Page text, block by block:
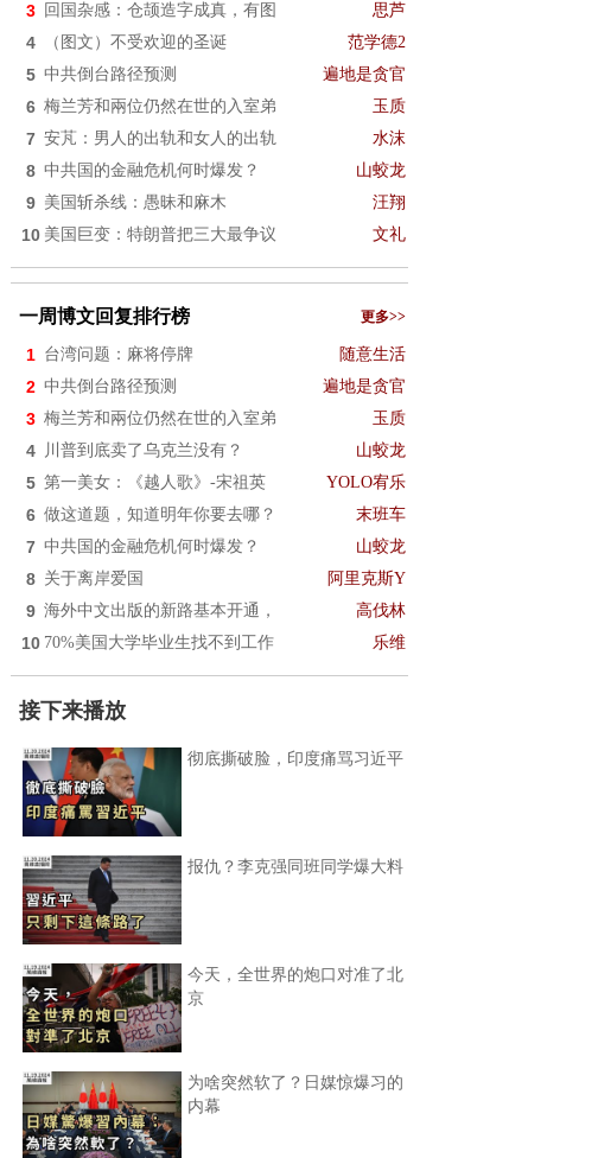
3 回国杂感：仓颉造字成真，有图 思芦
4 （图文）不受欢迎的圣诞 范学德2
5 中共倒台路径预测 遍地是贪官
6 梅兰芳和兩位仍然在世的入室弟 玉质
7 安芃：男人的出轨和女人的出轨 水沫
8 中共国的金融危机何时爆发？ 山蛟龙
9 美国斩杀线：愚昧和麻木 汪翔
10 美国巨变：特朗普把三大最争议 文礼
一周博文回复排行榜 更多>>
1 台湾问题：麻将停牌 随意生活
2 中共倒台路径预测 遍地是贪官
3 梅兰芳和兩位仍然在世的入室弟 玉质
4 川普到底卖了乌克兰没有？ 山蛟龙
5 第一美女：《越人歌》-宋祖英 YOLO宥乐
6 做这道题，知道明年你要去哪？ 末班车
7 中共国的金融危机何时爆发？ 山蛟龙
8 关于离岸爱国 阿里克斯Y
9 海外中文出版的新路基本开通， 高伐林
10 70%美国大学毕业生找不到工作 乐维
接下来播放
彻底撕破脸，印度痛骂习近平
报仇？李克强同班同学爆大料
今天，全世界的炮口对准了北
京
为啥突然软了？日媒惊爆习的
内幕